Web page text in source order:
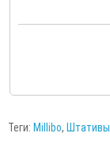
Теги: Millibo, Штативы